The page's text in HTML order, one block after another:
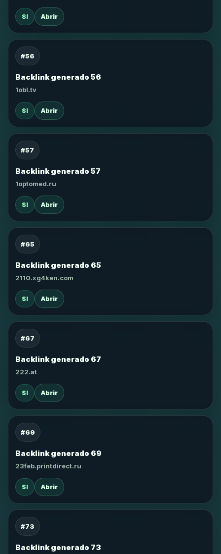
SI Abrir
#56
Backlink generado 56
1obl.tv
SI Abrir
#57
Backlink generado 57
1optomed.ru
SI Abrir
#65
Backlink generado 65
2110.xg4ken.com
SI Abrir
#67
Backlink generado 67
222.at
SI Abrir
#69
Backlink generado 69
23feb.printdirect.ru
SI Abrir
#73
Backlink generado 73